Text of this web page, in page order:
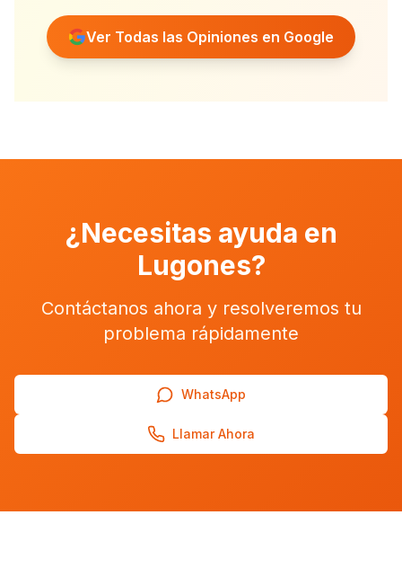
Ver Todas las Opiniones en Google
¿Necesitas ayuda en
Lugones?
Contáctanos ahora y resolveremos tu
problema rápidamente
WhatsApp
Llamar Ahora